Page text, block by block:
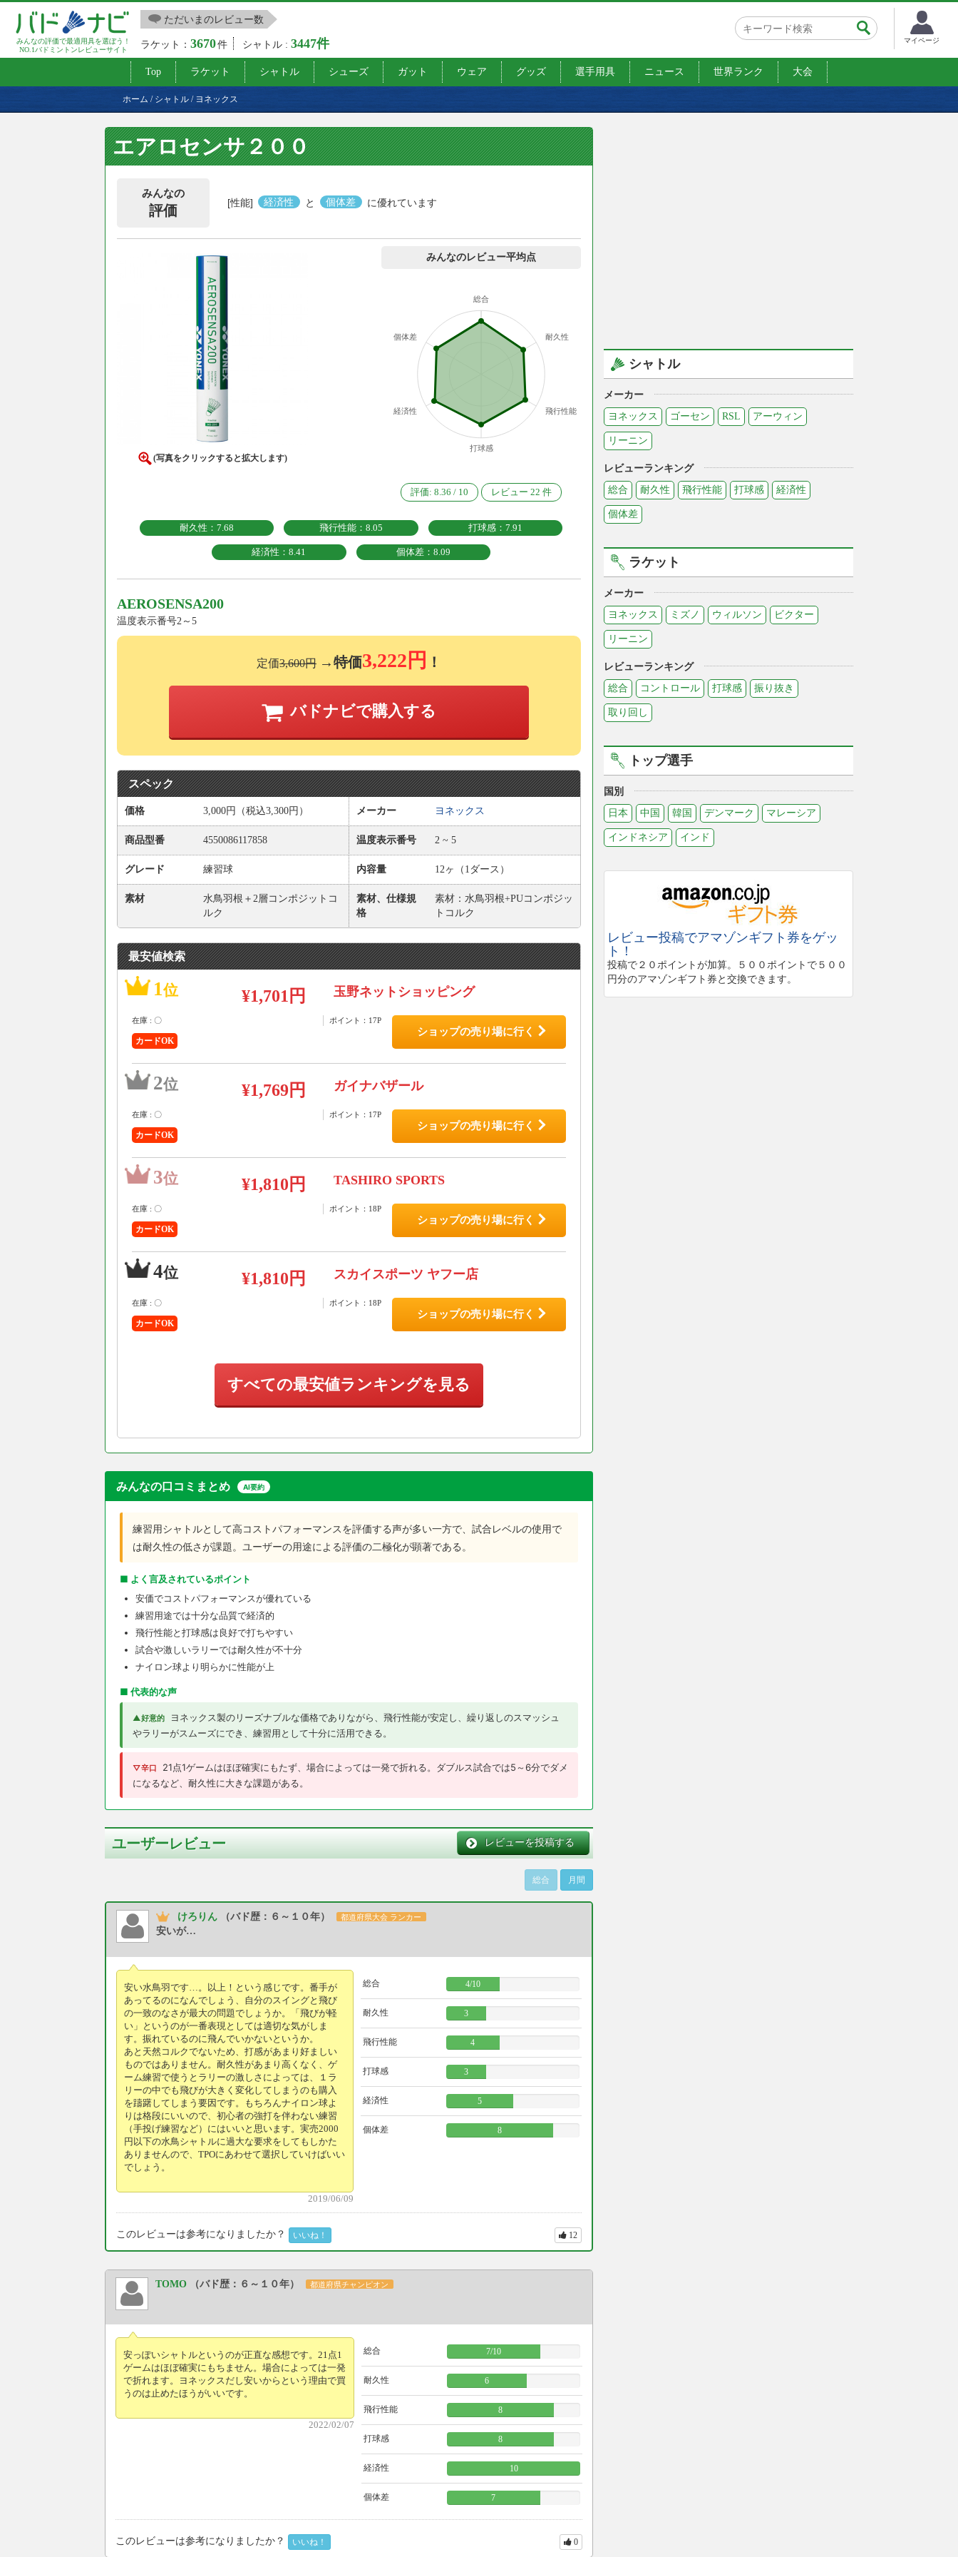
みんなの評価で最適用具を選ぼう！
NO.1バドミントンレビューサイト
ただいまのレビュー数
ラケット：3670件 シャトル :3447件 マイページ
Top ラケット シャトル シューズ ガット ウェア グッズ 選手用具 ニュース 世界ランク 大会
ホーム / シャトル / ヨネックス
エアロセンサ２００
みんなの
評価 [性能] 経済性 と 個体差 に優れています
(写真をクリックすると拡大します)
みんなのレビュー平均点
総合
耐久性
飛行性能
打球感
経済性
個体差
評価: 8.36 / 10 レビュー 22 件
耐久性：7.68 飛行性能：8.05 打球感：7.91
経済性：8.41 個体差：8.09
AEROSENSA200
温度表示番号2～5
定価3,600円 →特価3,222円 ！
バドナビで購入する
スペック
価格 3,000円（税込3,300円） メーカー ヨネックス
商品型番 4550086117858 温度表示番号 2 ~ 5
グレード 練習球 内容量 12ヶ（1ダース）
素材
水鳥羽根＋2層コンポジットコ
ルク
素材、仕様規
格
素材：水鳥羽根+PUコンポジッ
トコルク
最安値検索
1位 ¥1,701円 玉野ネットショッピング
在庫 : 〇 ポイント：17P
カードOK
ショップの売り場に行く
2位 ¥1,769円 ガイナバザール
在庫 : 〇 ポイント：17P
カードOK
ショップの売り場に行く
3位 ¥1,810円 TASHIRO SPORTS
在庫 : 〇 ポイント：18P
カードOK
ショップの売り場に行く
4位 ¥1,810円 スカイスポーツ ヤフー店
在庫 : 〇 ポイント：18P
カードOK
ショップの売り場に行く
すべての最安値ランキングを見る
みんなの口コミまとめ AI要約
練習用シャトルとして高コストパフォーマンスを評価する声が多い一方で、試合レベルの使用で
は耐久性の低さが課題。ユーザーの用途による評価の二極化が顕著である。
■ よく言及されているポイント
安価でコストパフォーマンスが優れている
練習用途では十分な品質で経済的
飛行性能と打球感は良好で打ちやすい
試合や激しいラリーでは耐久性が不十分
ナイロン球より明らかに性能が上
■ 代表的な声
▲好意的
ヨネックス製のリーズナブルな価格でありながら、飛行性能が安定し、繰り返しのスマッシュ
やラリーがスムーズにでき、練習用として十分に活用できる。
▽辛口
21点1ゲームはほぼ確実にもたず、場合によっては一発で折れる。ダブルス試合では5～6分でダメ
になるなど、耐久性に大きな課題がある。
ユーザーレビュー レビューを投稿する
総合 月間
けろりん （バド歴：６～１０年） 都道府県大会 ランカー
安いが…
安い水鳥羽です…。以上！という感じです。番手が
あってるのになんでしょう、自分のスイングと飛び
の一致のなさが最大の問題でしょうか。「飛びが軽
い」というのが一番表現としては適切な気がしま
す。振れているのに飛んでいかないというか。
あと天然コルクでないため、打感があまり好ましい
ものではありません。耐久性があまり高くなく、ゲ
ーム練習で使うとラリーの激しさによっては、１ラ
リーの中でも飛びが大きく変化してしまうのも購入
を躊躇してしまう要因です。もちろんナイロン球よ
りは格段にいいので、初心者の強打を伴わない練習
（手投げ練習など）にはいいと思います。実売2000
円以下の水鳥シャトルに過大な要求をしてもしかた
ありませんので、TPOにあわせて選択していけばいい
でしょう。
2019/06/09
総合 4/10
耐久性 3
飛行性能 4
打球感 3
経済性 5
個体差 8
このレビューは参考になりましたか？ いいね！ 12
TOMO （バド歴：６～１０年） 都道府県チャンピオン
安っぽいシャトルというのが正直な感想です。21点1
ゲームはほぼ確実にもちません。場合によっては一発
で折れます。ヨネックスだし安いからという理由で買
うのは止めたほうがいいです。
2022/02/07
総合 7/10
耐久性 6
飛行性能 8
打球感 8
経済性 10
個体差 7
このレビューは参考になりましたか？ いいね！ 0
シャトル
メーカー
ヨネックス
ゴーセン RSL アーウィン
リーニン
レビューランキング
総合
耐久性 飛行性能 打球感 経済性
個体差
ラケット
メーカー
ヨネックス
ミズノ ウィルソン ビクター
リーニン
レビューランキング
総合
コントロール 打球感 振り抜き
取り回し
トップ選手
国別
日本
中国 韓国 デンマーク マレーシア
インドネシア インド
レビュー投稿でアマゾンギフト券をゲッ
ト！
投稿で２０ポイントが加算。５００ポイントで５００
円分のアマゾンギフト券と交換できます。